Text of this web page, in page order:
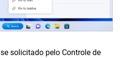
se solicitado pelo Controle de